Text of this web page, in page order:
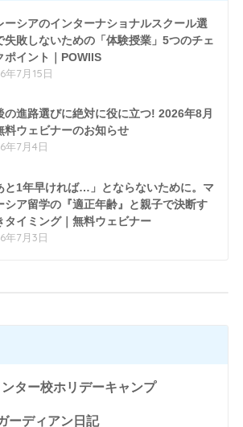
ーシアのインターナショナルスクール選
失敗しないための「体験授業」5つのチェ
ポイント｜POWIIS
年7月15日
の進路選びに絶対に役に立つ! 2026年8月
料ウェビナーのお知らせ
年7月4日
と1年早ければ…」とならないために。マ
シア留学の『適正年齢』と親子で決断す
タイミング｜無料ウェビナー
年7月3日
ター校ホリデーキャンプ
ーディアン日記